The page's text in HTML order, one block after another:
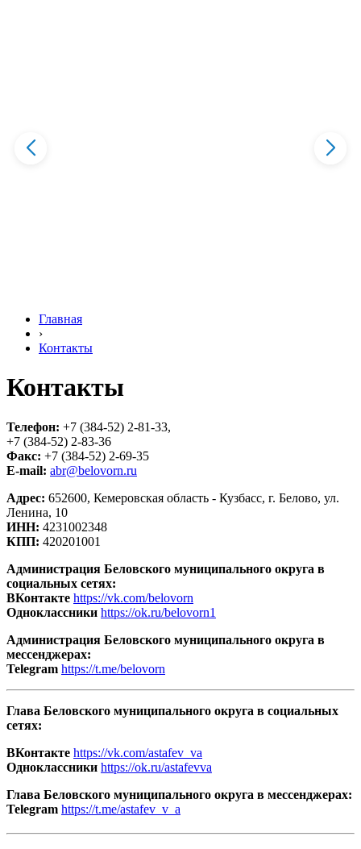
Главная
›
Контакты
Контакты
Телефон: +7 (384-52) 2-81-33,
+7 (384-52) 2-83-36
Факс: +7 (384-52) 2-69-35
E-mail: abr@belovorn.ru
Адрес: 652600, Кемеровская область - Кузбасс, г. Белово, ул.
Ленина, 10
ИНН: 4231002348
КПП: 420201001
Администрация Беловского муниципального округа в
социальных сетях:
ВКонтакте https://vk.com/belovorn
Одноклассники https://ok.ru/belovorn1
Администрация Беловского муниципального округа в
мессенджерах:
Telegram https://t.me/belovorn
Глава Беловского муниципального округа в социальных
сетях:
ВКонтакте https://vk.com/astafev_va
Одноклассники https://ok.ru/astafevva
Глава Беловского муниципального округа в мессенджерах:
Telegram https://t.me/astafev_v_a